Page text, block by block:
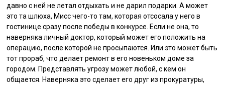
давно с ней не летал отдыхать и не дарил подарки. А может
это та шлюха, Мисс чего-то там, которая отсосала у него в
гостинице сразу после победы в конкурсе. Если не она, то
наверняка личный доктор, который может его положить на
операцию, после которой не просыпаются. Или это может быть
тот прораб, что делает ремонт в его новеньком доме за
городом. Представлять угрозу может любой, с кем он
общается. Наверняка это сделает его друг из прокуратуры,